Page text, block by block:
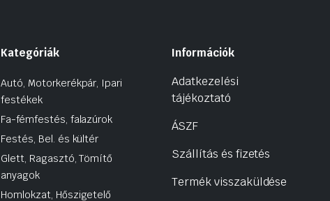
Kategóriák
Autó, Motorkerékpár, Ipari
festékek
Fa-fémfestés, falazúrok
Festés, Bel. és kültér
Glett, Ragasztó, Tömítő
anyagok
Homlokzat, Hőszigetelő
Információk
Adatkezelési
tájékoztató
ÁSZF
Szállítás és fizetés
Termék visszaküldése